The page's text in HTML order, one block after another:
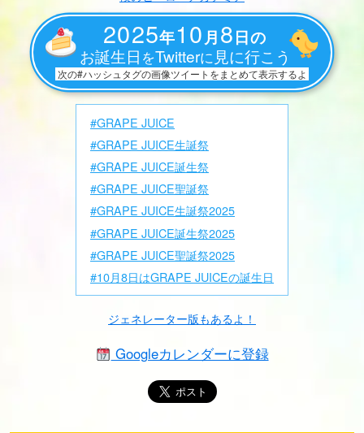
2025年10月8日の
お誕生日 をTwitterに 見に行こう
次の#ハッシュタグの画像ツイートをまとめて表示するよ
#GRAPE JUICE
#GRAPE JUICE生誕祭
#GRAPE JUICE誕生祭
#GRAPE JUICE聖誕祭
#GRAPE JUICE生誕祭2025
#GRAPE JUICE誕生祭2025
#GRAPE JUICE聖誕祭2025
#10月8日はGRAPE JUICEの誕生日
ジェネレーター版もあるよ！
Googleカレンダーに登録